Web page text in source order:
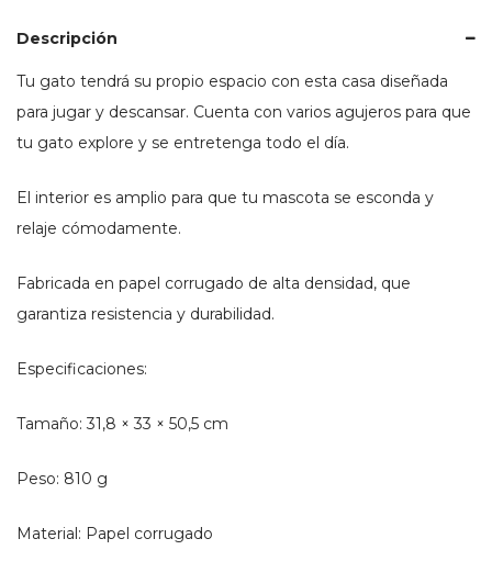
Antideslizante
Descripción
Tu gato tendrá su propio espacio con esta casa diseñada
para jugar y descansar. Cuenta con varios agujeros para que
tu gato explore y se entretenga todo el día.
El interior es amplio para que tu mascota se esconda y
relaje cómodamente.
Fabricada en papel corrugado de alta densidad, que
garantiza resistencia y durabilidad.
Especificaciones:
Tamaño: 31,8 × 33 × 50,5 cm
Peso: 810 g
Material: Papel corrugado